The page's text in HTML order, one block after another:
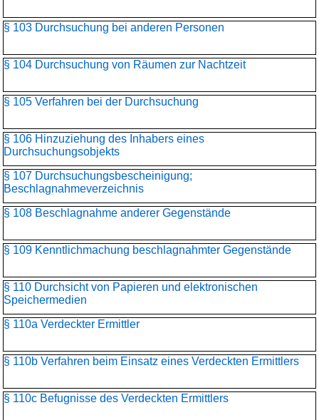
§ 103 Durchsuchung bei anderen Personen
§ 104 Durchsuchung von Räumen zur Nachtzeit
§ 105 Verfahren bei der Durchsuchung
§ 106 Hinzuziehung des Inhabers eines
Durchsuchungsobjekts
§ 107 Durchsuchungsbescheinigung;
Beschlagnahmeverzeichnis
§ 108 Beschlagnahme anderer Gegenstände
§ 109 Kenntlichmachung beschlagnahmter Gegenstände
§ 110 Durchsicht von Papieren und elektronischen
Speichermedien
§ 110a Verdeckter Ermittler
§ 110b Verfahren beim Einsatz eines Verdeckten Ermittlers
§ 110c Befugnisse des Verdeckten Ermittlers